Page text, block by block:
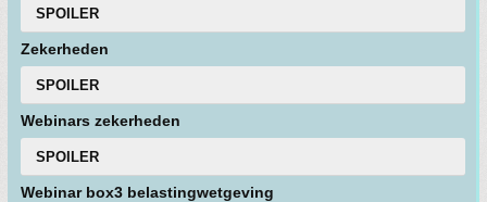
SPOILER
Zekerheden
SPOILER
Webinars zekerheden
SPOILER
Webinar box3 belastingwetgeving